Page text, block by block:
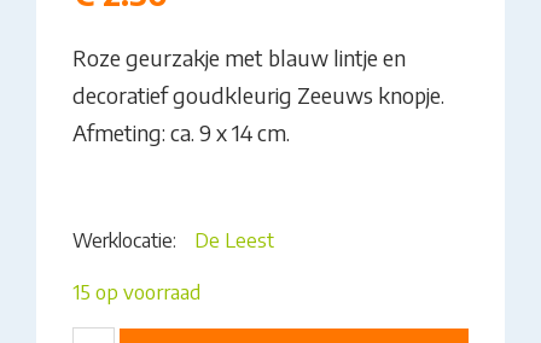
Werklocatie: De Leest
Roze geurzakje met blauw lintje en
decoratief goudkleurig Zeeuws knopje.
Afmeting: ca. 9 x 14 cm.
15 op voorraad